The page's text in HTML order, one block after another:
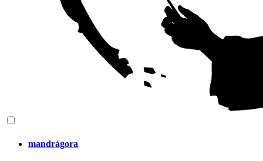
mandrágora